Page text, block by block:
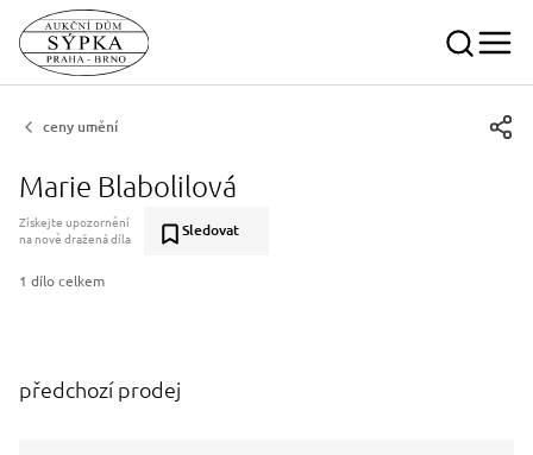
ceny umění
Marie Blabolilová
Získejte upozornění
na nově dražená díla
Sledovat
1 dílo celkem
předchozí prodej